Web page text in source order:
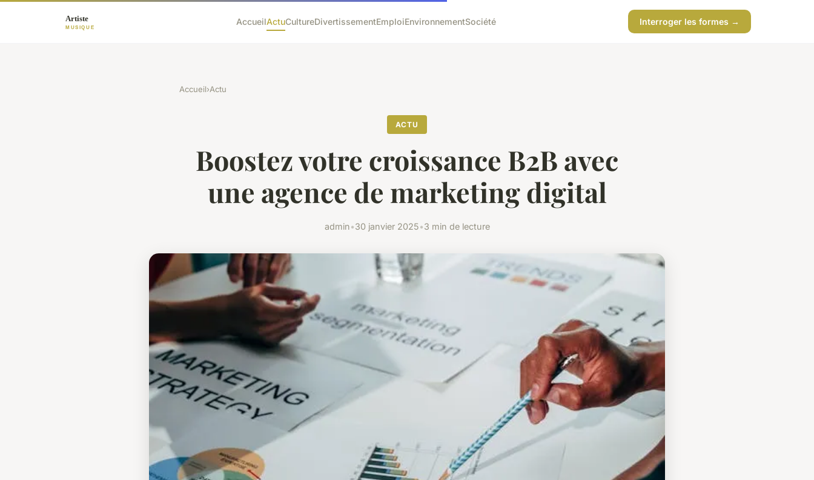
AccueilActuCultureDivertissementEmploiEnvironnementSociété Interroger les formes →
Accueil›Actu
ACTU
Boostez votre croissance B2B avec
une agence de marketing digital
admin•30 janvier 2025•3 min de lecture